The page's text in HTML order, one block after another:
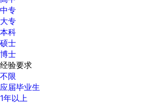
中专
大专
本科
硕士
博士
经验要求
不限
应届毕业生
1年以上